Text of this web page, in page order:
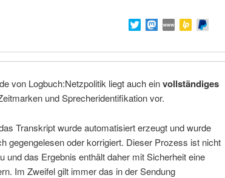
von Logbuch:Netzpolitik liegt auch einvollständiges
und Sprecheridentifikation vor.
Transkript wurde automatisiert erzeugt und wurde
gegengelesen oder korrigiert. Dieser Prozess ist nicht
und das Ergebnis enthält daher mit Sicherheit eine
Im Zweifel gilt immer das in der Sendung